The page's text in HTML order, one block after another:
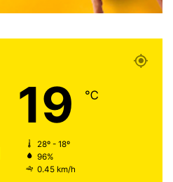
19 ℃
28º - 18º
96%
0.45 km/h